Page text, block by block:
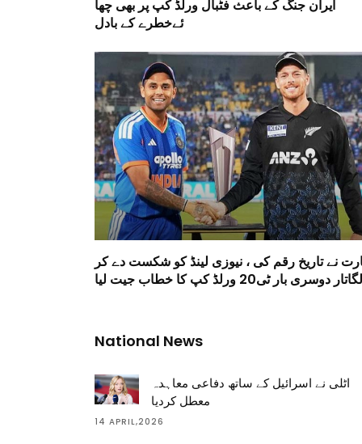
ایران جنگ کے باعث فٹبال ورلڈ کپ پر بھی چھا
ئےخطرے کے بادل
نے تاریخ رقم کی ، نیوزی لینڈ کو شکست دے کر
لگاتار دوسری بار ٹی20 ورلڈ کپ کا خطاب جیت لیا
National News
اٹلی نے اسرائیل کے ساتھ دفاعی معاہدہ
معطل کردیا
14 APRIL,2026